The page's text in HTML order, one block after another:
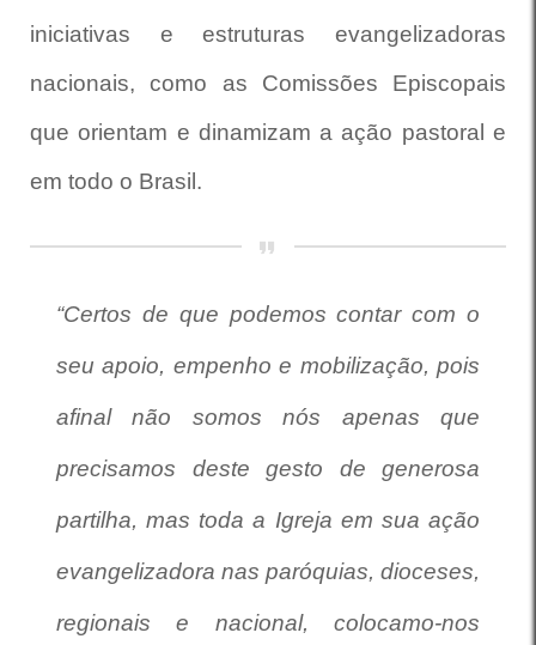
iniciativas e estruturas evangelizadoras
nacionais, como as Comissões Episcopais
que orientam e dinamizam a ação pastoral e
em todo o Brasil.
“Certos de que podemos contar com o
seu apoio, empenho e mobilização, pois
afinal não somos nós apenas que
precisamos deste gesto de generosa
partilha, mas toda a Igreja em sua ação
evangelizadora nas paróquias, dioceses,
regionais e nacional, colocamo-nos